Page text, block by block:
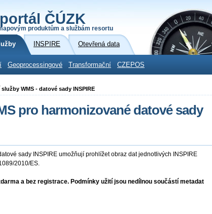
ČÚZK
produktům a službám resortu
INSPIRE Otevřená data
Geoprocessingové Transformační CZEPOS
WMS - datové sady INSPIRE
pro harmonizované datové sady
sady INSPIRE umožňují prohlížet obraz dat jednotlivých INSPIRE
2010/ES.
a bez registrace. Podmínky užití jsou nedílnou součástí metadat